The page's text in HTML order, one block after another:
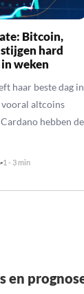
Bitcoin,
hard
weken
haar beste dag in
altcoins
hebben de
1 - 3 min
en